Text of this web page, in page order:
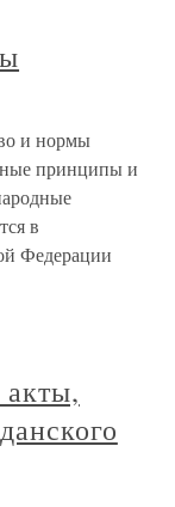
и нормы
принципы и
в
Федерации
акты,